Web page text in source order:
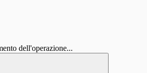
dell'operazione...